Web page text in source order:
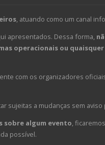
, atuando como um canal
apresentados. Dessa forma,
operacionais ou
com os organizadores
sujeitas a mudanças sem aviso
sobre algum evento,
possível.